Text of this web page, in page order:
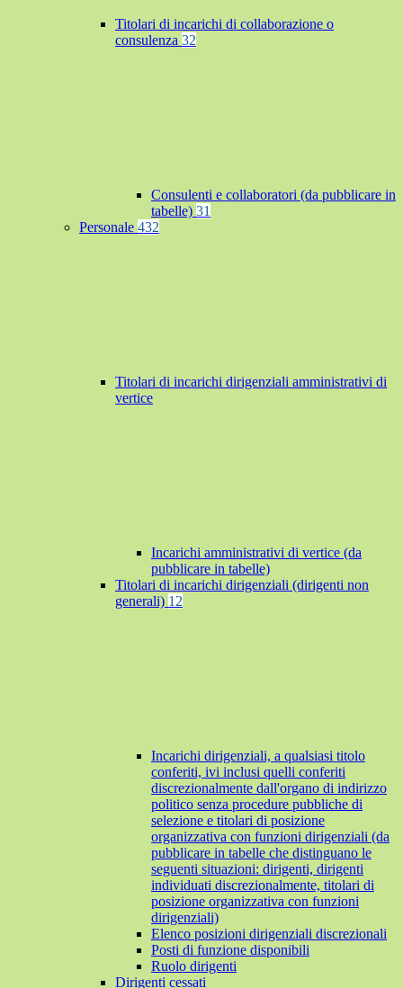
Titolari di incarichi di collaborazione o
consulenza 32
Consulenti e collaboratori (da pubblicare in
tabelle) 31
Personale 432
Titolari di incarichi dirigenziali amministrativi di
vertice
Incarichi amministrativi di vertice (da
pubblicare in tabelle)
Titolari di incarichi dirigenziali (dirigenti non
generali) 12
Incarichi dirigenziali, a qualsiasi titolo
conferiti, ivi inclusi quelli conferiti
discrezionalmente dall'organo di indirizzo
politico senza procedure pubbliche di
selezione e titolari di posizione
organizzativa con funzioni dirigenziali (da
pubblicare in tabelle che distinguano le
seguenti situazioni: dirigenti, dirigenti
individuati discrezionalmente, titolari di
posizione organizzativa con funzioni
dirigenziali)
Elenco posizioni dirigenziali discrezionali
Posti di funzione disponibili
Ruolo dirigenti
Dirigenti cessati